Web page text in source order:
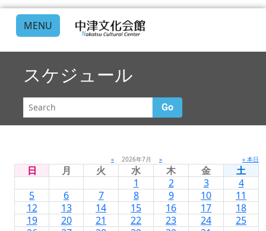
MENU
スケジュール
Go
« 2026年7月 » » 本日
日 月 火 水 木 金
土
1
2 3
4
5
6 7 8 9 10
11
12
13 14 15 16 17
18
19
20 21 22 23 24
25